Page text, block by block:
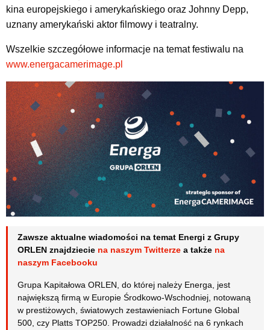
kina europejskiego i amerykańskiego oraz Johnny Depp,
uznany amerykański aktor filmowy i teatralny.
Wszelkie szczegółowe informacje na temat festiwalu na
www.energacamerimage.pl
Zawsze aktualne wiadomości na temat Energi z Grupy
ORLEN znajdziecie na naszym Twitterze a także na
naszym Facebooku
Grupa Kapitałowa ORLEN, do której należy Energa, jest
największą firmą w Europie Środkowo-Wschodniej, notowaną
w prestiżowych, światowych zestawieniach Fortune Global
500, czy Platts TOP250. Prowadzi działalność na 6 rynkach